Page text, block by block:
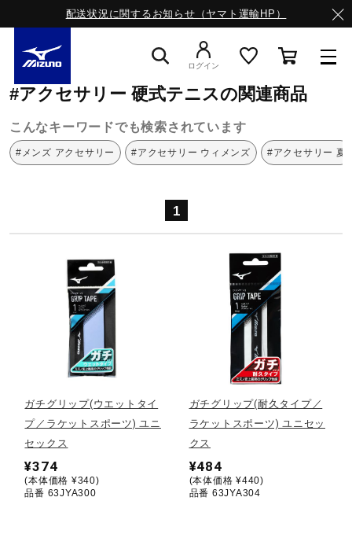
配送状況に関するお知らせ（ヤマト運輸HP）
ライフスタイルウエア
サッカー／フットサル
トレーニング
野球
ログイン
ミズノ公式オンライン 硬式テニス
#アクセサリー 硬式テニスの関連商品
こんなキーワードでも検索されています
#メンズ アクセサリー #アクセサリー ウィメンズ #アクセサリー 夏
1
ガチグリップ(ウエットタイ
プ／ラケットスポーツ) ユニ
セックス
¥374
(本体価格 ¥340)
品番 63JYA300
ガチグリップ(耐久タイプ／
ラケットスポーツ) ユニセッ
クス
¥484
(本体価格 ¥440)
品番 63JYA304